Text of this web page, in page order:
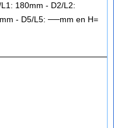
180mm - D2/L2:
- D5/L5: ──mm en H=